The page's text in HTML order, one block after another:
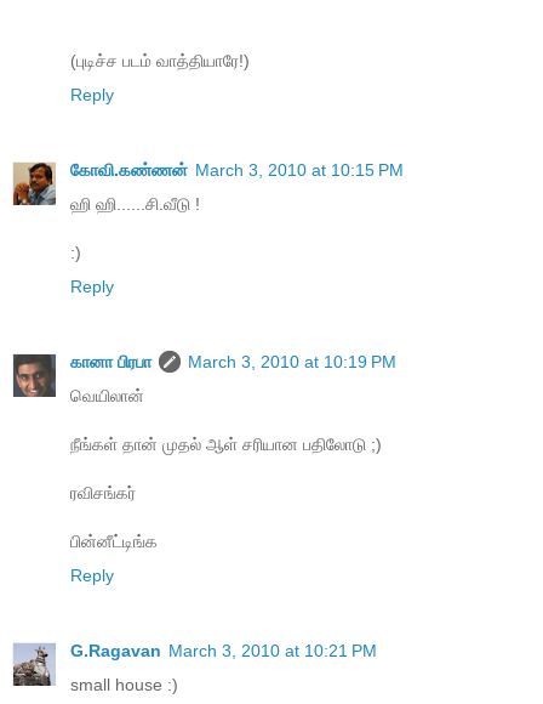
(புடிச்ச படம் வாத்தியாரே!)
Reply
கோவி.கண்ணன் March 3, 2010 at 10:15 PM
ஹி ஹி......சி.வீடு !
:)
Reply
கானா பிரபா
March 3, 2010 at 10:19 PM
வெயிலான்
நீங்கள் தான் முதல் ஆள் சரியான பதிலோடு ;)
ரவிசங்கர்
பின்னீட்டிங்க
Reply
G.Ragavan March 3, 2010 at 10:21 PM
small house :)